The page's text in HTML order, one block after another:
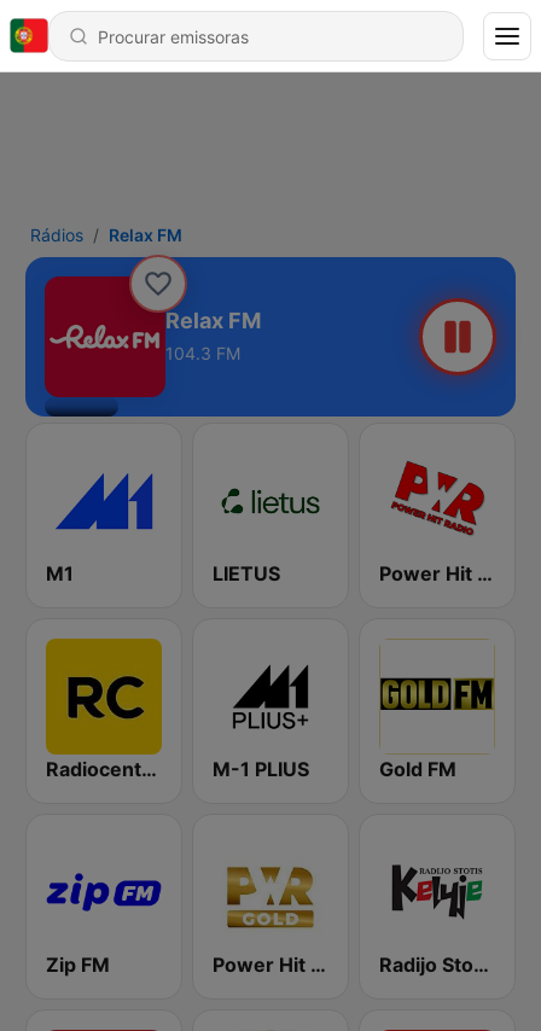
Rádios Relax FM
Relax FM
104.3 FM
M1 LIETUS Power Hit Radio
Radiocentras M-1 PLIUS Gold FM
Zip FM Power Hit Radio Gold Radijo Stotis Kelyje